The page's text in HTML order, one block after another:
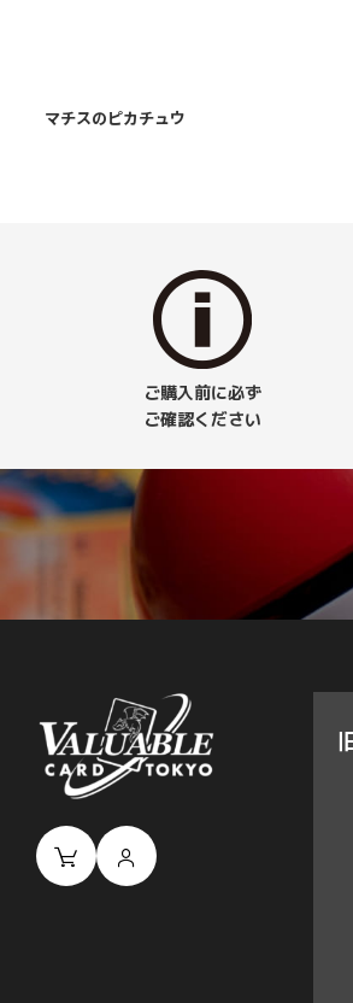
マチスのピカチュウ
ご購入前に必ず
ご確認ください